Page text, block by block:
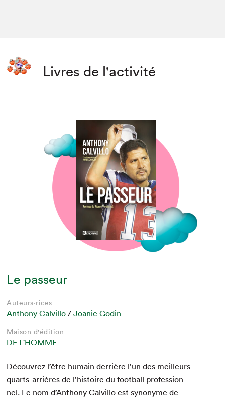
Livres de l'activité
Le passeur
Auteurs·rices
Anthony Calvillo /Joanie Godin
Maison d'édition
DE L'HOMME
Décou­vrez l’être humain der­rière l’un des meilleurs
quarts-arrières de l’histoire du foot­ball pro­fes­sion­
nel. Le nom d’Anthony Calvil­lo est syn­onyme de